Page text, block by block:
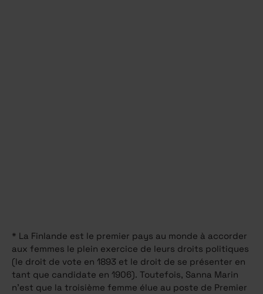
* La Finlande est le premier pays au monde à accorder
aux femmes le plein exercice de leurs droits politiques
(le droit de vote en 1893 et le droit de se présenter en
tant que candidate en 1906). Toutefois, Sanna Marin
n’est que la troisième femme élue au poste de Premier